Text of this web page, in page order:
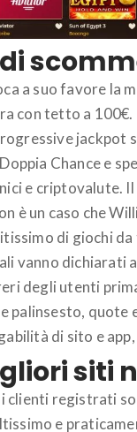
a suo favore
con tetto a
jackpot
Chance e
e criptovalute.
è un caso che
di giochi
vanno dichiarati
degli utenti
di sito e
siti
clienti registrati
e